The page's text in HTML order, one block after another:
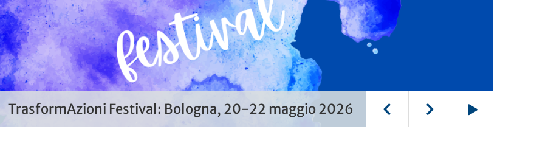
TrasformAzioni Festival: Bologna, 20-22 maggio 2026